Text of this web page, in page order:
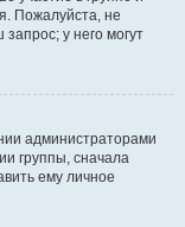
Пожалуйста, не
у него могут
администраторами
группы, сначала
ему личное